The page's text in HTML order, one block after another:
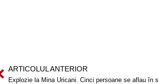
ARTICOLUL ANTERIOR
Explozie la Mina Uricani. Cinci persoane se aflau în